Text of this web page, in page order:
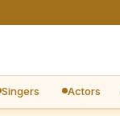
Singers Actors